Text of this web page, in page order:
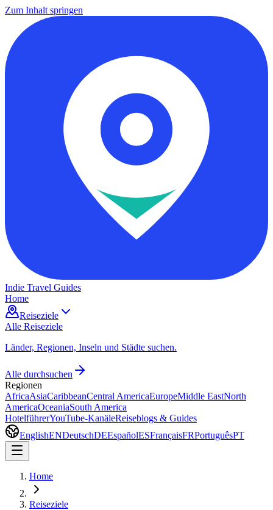
Zum Inhalt springen
Indie Travel Guides
Home
Reiseziele
Alle Reiseziele
Länder, Regionen, Inseln und Städte suchen.
Alle durchsuchen
Regionen
AfricaAsiaCaribbeanCentral AmericaEuropeMiddle EastNorth
AmericaOceaniaSouth America
HotelführerYouTube-KanäleReiseblogs & Guides
EnglishENDeutschDEEspañolESFrançaisFRPortuguêsPT
Home
Reiseziele